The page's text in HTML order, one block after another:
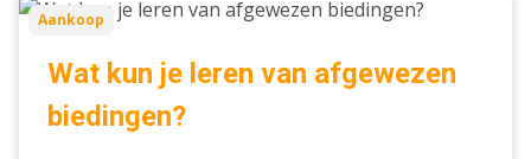
Wat
van
Aankoop
Wat kun je leren van afgewezen
biedingen?